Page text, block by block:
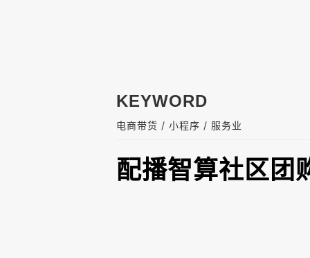
KEYWORD
电商带货 / 小程序 / 服务业
配播智算社区团